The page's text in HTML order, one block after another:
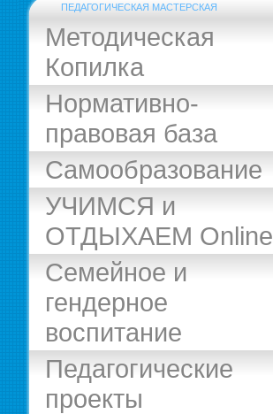
ПЕДАГОГИЧЕСКАЯ МАСТЕРСКАЯ
Методическая
Копилка
Нормативно-
правовая база
Самообразование
УЧИМСЯ и
ОТДЫХАЕМ Online
Семейное и
гендерное
воспитание
Педагогические
проекты